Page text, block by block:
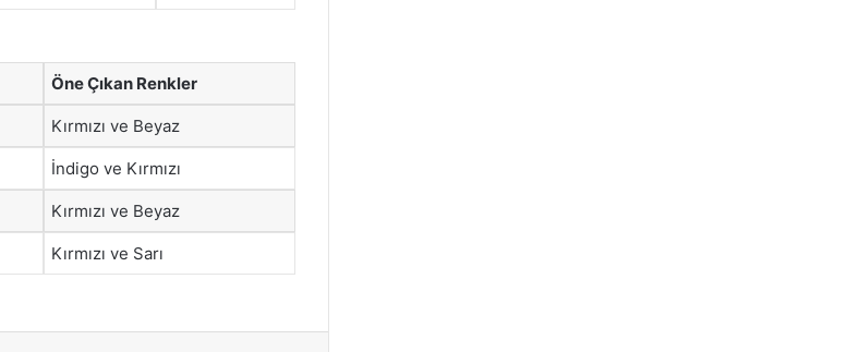
Öne Çıkan Renkler
Kırmızı ve Beyaz
İndigo ve Kırmızı
Kırmızı ve Beyaz
Kırmızı ve Sarı